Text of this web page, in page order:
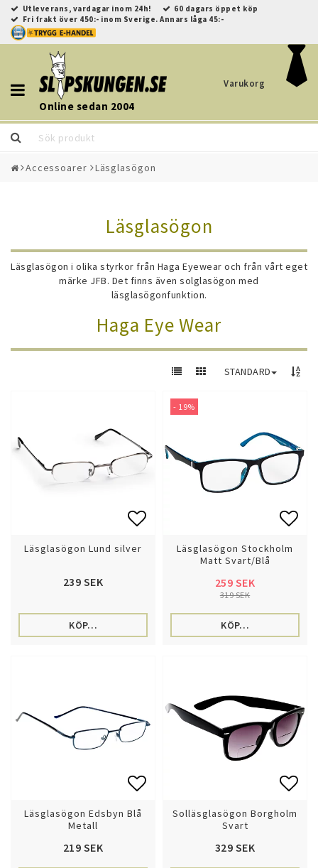
Utleverans, vardagar inom 24h!
60 dagars öppet köp
Fri frakt över 450:- inom Sverige. Annars låga 45:-
Online sedan 2004
Varukorg
Toggle
navigation
Accessoarer Läsglasögon
Läsglasögon
Läsglasögon i olika styrkor från Haga Eyewear och från vårt eget
märke JFB. Det finns även solglasögon med
läsglasögonfunktion.
Haga Eye Wear
STANDARD
Lägg till i favoritlistan
Läsglasögon Lund silver
239 SEK
KÖP…
- 19%
Läsglasögon Stockholm
Matt Svart/Blå
319 SEK
259 SEK
KÖP…
Lägg till i favoritlistan
Läsglasögon Edsbyn Blå
Metall
219 SEK
Solläsglasögon Borgholm
Svart
329 SEK